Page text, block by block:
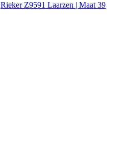
Rieker Z9591 Laarzen | Maat 39